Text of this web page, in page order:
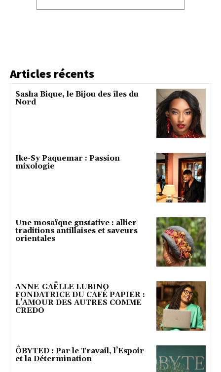
Articles récents
Sasha Bique, le Bijou des îles du
Nord
Ike-Sy Paquemar : Passion
mixologie
Une mosaïque gustative : allier
traditions antillaises et saveurs
orientales
ANNE-GAËLLE LUBINO
FONDATRICE DU CAFÉ PAPIER :
L’AMOUR DES AUTRES COMME
CREDO
ÔBYTED : Par le Travail, l’Espoir
et la Détermination